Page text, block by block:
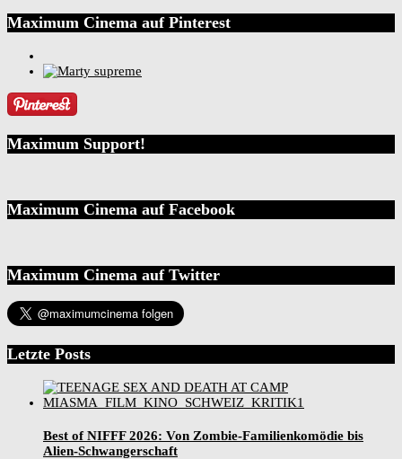
Maximum Cinema auf Pinterest
Maximum Support!
Maximum Cinema auf Facebook
Maximum Cinema auf Twitter
Letzte Posts
Best of NIFFF 2026: Von Zombie-Familienkomödie bis
Alien-Schwangerschaft